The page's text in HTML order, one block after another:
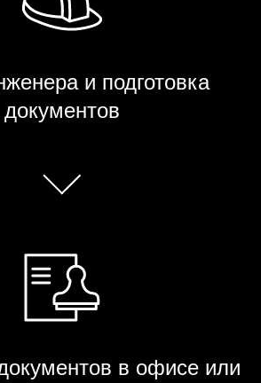
и подготовка
документов
в офисе или